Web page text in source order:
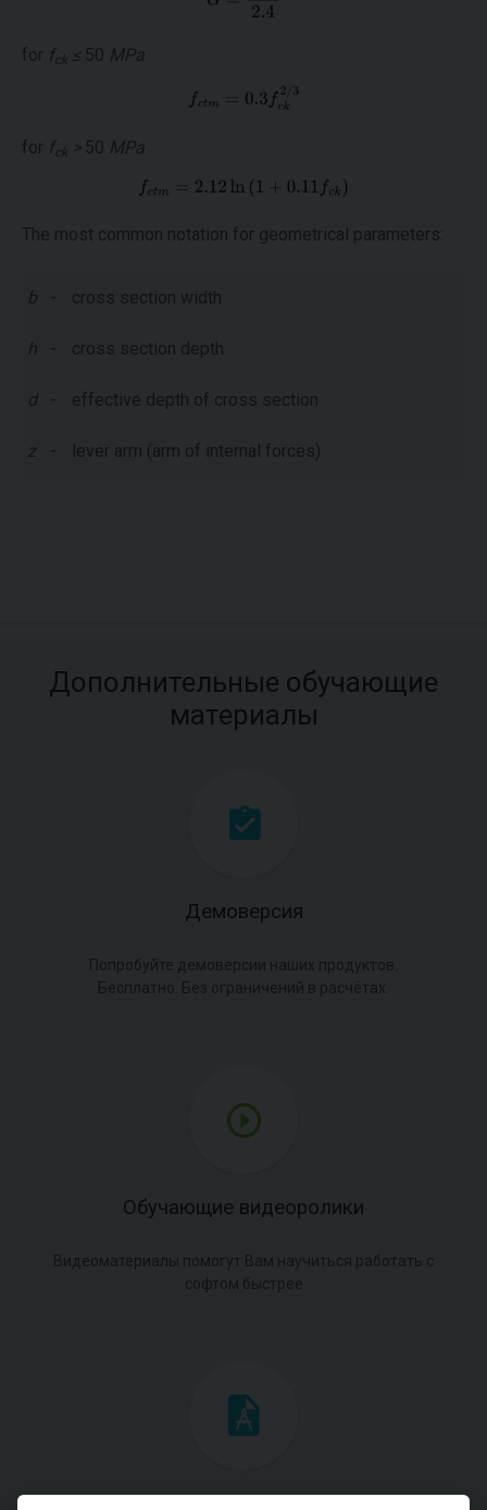
for f ck ≤ 50 MPa
for f ck >50 MPa
The most common notation for geometrical parameters:
b - cross section width
h - cross section depth
d - effective depth of cross section
z - lever arm (arm of internal forces)
Дополнительные обучающие
материалы
Демоверсия
Попробуйте демоверсии наших продуктов.
Бесплатно. Без ограничений в расчётах.
Обучающие видеоролики
Видеоматериалы помогут Вам научиться работать с
софтом быстрее